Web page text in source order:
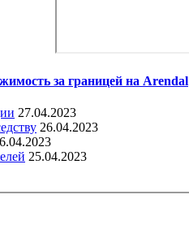
за границей на Arendal
27.04.2023
26.04.2023
25.04.2023